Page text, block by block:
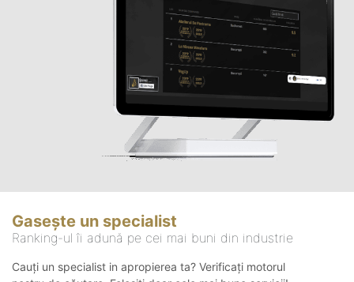
Gasește un specialist
Ranking-ul îi adună pe cei mai buni din industrie
Cauți un specialist in apropierea ta? Verificați motorul